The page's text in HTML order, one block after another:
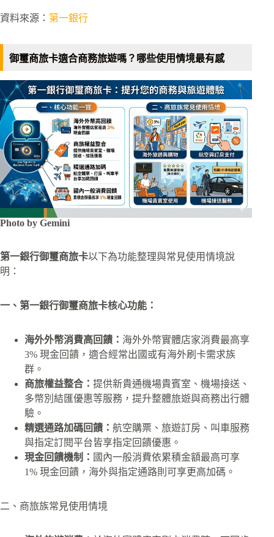
資料來源： 第一銀行
御璽商旅卡適合商務旅遊嗎？哪些使用情境最有感
Photo by Gemini
第一銀行御璽商旅卡以下為功能整理與常見使用情境說
明：
一、第一銀行御璽商旅卡核心功能：
海外外幣消費高回饋： 海外外幣實體店家消費最高享
3% 現金回饋，適合經常出國或有海外刷卡需求族
群。
商旅權益整合： 提供新貴通機場貴賓室、機場接送、
多幣別結匯優惠等服務，提升整體旅遊與商務出行體
驗。
精選通路加碼回饋： 航空購票、旅遊訂房、叫車服務
與指定訂閱平台皆享指定回饋優惠。
現金回饋機制： 國內一般消費依累積金額最高可享
1% 現金回饋，海外與指定通路則可享更高加碼。
二、商旅族常見使用情境